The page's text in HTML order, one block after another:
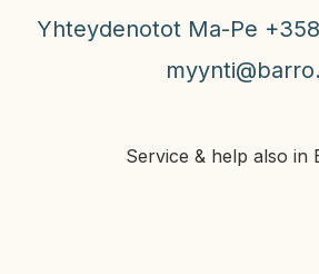
Yhteydenotot Ma-Pe
Service & help also in